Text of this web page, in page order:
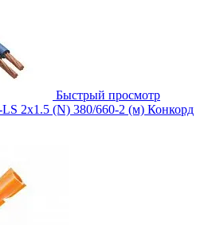
Быстрый просмотр
2х1.5 (N) 380/660-2 (м) Конкорд